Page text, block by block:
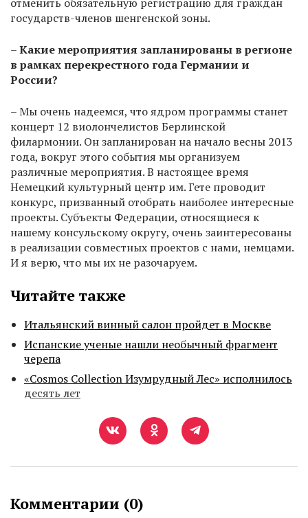
государств-членов шенгенской зоны.
–Какие мероприятия запланированы в регионе
в рамках перекрестного года Германии и
России?
– Мы очень надеемся, что ядром программы станет
концерт 12 виолончелистов Берлинской
филармонии. Он запланирован на начало весны 2013
года, вокруг этого события мы организуем
различные мероприятия. В настоящее время
Немецкий культурный центр им. Гете проводит
конкурс, призванный отобрать наиболее интересные
проекты. Субъекты Федерации, относящиеся к
нашему консульскому округу, очень заинтересованы
в реализации совместных проектов с нами, немцами.
И я верю, что мы их не разочаруем.
Читайте также
Итальянский винный салон пройдет в Москве
Испанские ученые нашли необычный фрагмент
черепа
«Cosmos Collection Изумрудный Лес» исполнилось
десять лет
Комментарии (0)